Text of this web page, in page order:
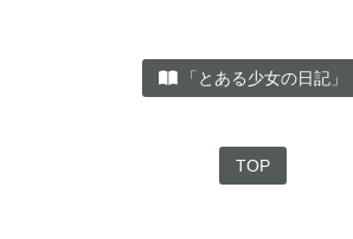
「とある少女の日記」
TOP